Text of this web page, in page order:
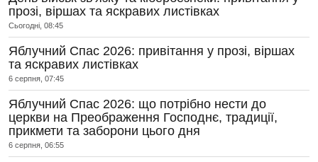
прозі, віршах та яскравих листівках
Сьогодні, 08:45
Яблучний Спас 2026: привітання у прозі, віршах
та яскравих листівках
6 серпня, 07:45
Яблучний Спас 2026: що потрібно нести до
церкви на Преображення Господнє, традиції,
прикмети та заборони цього дня
6 серпня, 06:55